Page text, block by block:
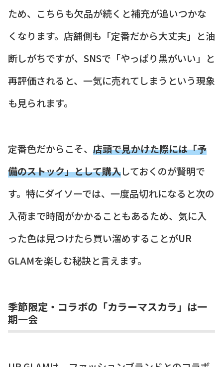
ため、こちらも欠品が続くと補充が追いつかな
くなります。店舗側も「定番だから大丈夫」と油
断しがちですが、SNSで「やっぱり黒がいい」と
再評価されると、一気に売れてしまうという現象
も見られます。
定番色だからこそ、 店頭で見かけた際には「予
備のストック」として購入しておくのが賢明で
す。特にダイソーでは、一度品切れになると次の
入荷まで時間がかかることもあるため、気に入
った色は見つけたら買い溜めすることがUR
GLAMを楽しむ秘訣と言えます。
季節限定・コラボの「カラーマスカラ」は一
期一会